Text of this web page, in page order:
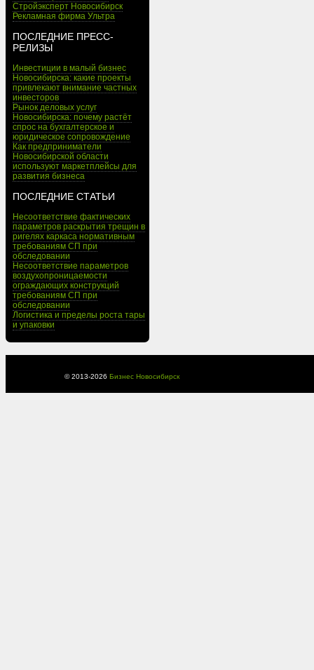
Стройэксперт Новосибирск
Рекламная фирма Ультра
ПОСЛЕДНИЕ ПРЕСС-
РЕЛИЗЫ
Инвестиции в малый бизнес
Новосибирска: какие проекты
привлекают внимание частных
инвесторов
Рынок деловых услуг
Новосибирска: почему растёт
спрос на бухгалтерское и
юридическое сопровождение
Как предприниматели
Новосибирской области
используют маркетплейсы для
развития бизнеса
ПОСЛЕДНИЕ СТАТЬИ
Несоответствие фактических
параметров раскрытия трещин в
ригелях каркаса нормативным
требованиям СП при
обследовании
Несоответствие параметров
воздухопроницаемости
ограждающих конструкций
требованиям СП при
обследовании
Логистика и пределы роста тары
и упаковки
© 2013-2026 Бизнес Новосибирск